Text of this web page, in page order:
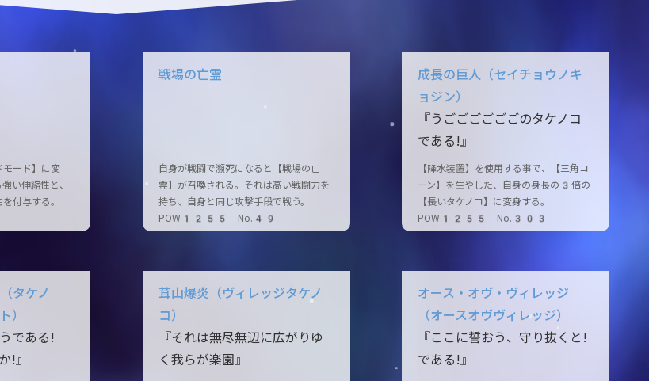
モード】に変
い伸縮性と、
付与する。
戦場の亡霊
自身が戦闘で瀕死になると【戦場の亡
霊】が召喚される。それは高い戦闘力を
持ち、自身と同じ攻撃手段で戦う。
POW1255 No.49
成長の巨人（セイチョウノキ
ョジン）
『うごごごごごごのタケノコ
である!』
【降水装置】を使用する事で、【三角コ
ーン】を生やした、自身の身長の3倍の
【長いタケノコ】に変身する。
POW1255 No.303
タケノ
）
である!
!』
茸山爆炎（ヴィレッジタケノ
コ）
『それは無尽無辺に広がりゆ
く我らが楽園』
オース・オヴ・ヴィレッジ
（オースオヴヴィレッジ）
『ここに誓おう、守り抜くと!
である!』